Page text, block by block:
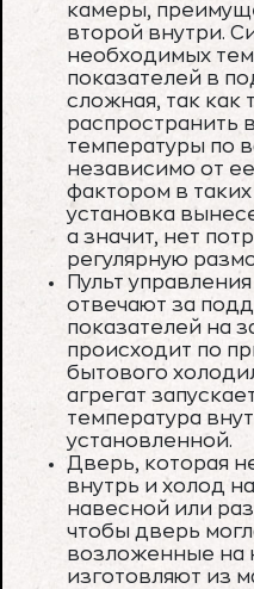
камеры,
второй внутри.
необходимых
показателей в
сложная, так как
распространить
температуры по
независимо от
фактором в таких
установка
а значит, нет
регулярную
Пульт
отвечают за
показателей на
происходит по
бытового
агрегат
температура
установленной.
Дверь, которая
внутрь и холод
навесной или
чтобы дверь
возложенные на
изготовляют из